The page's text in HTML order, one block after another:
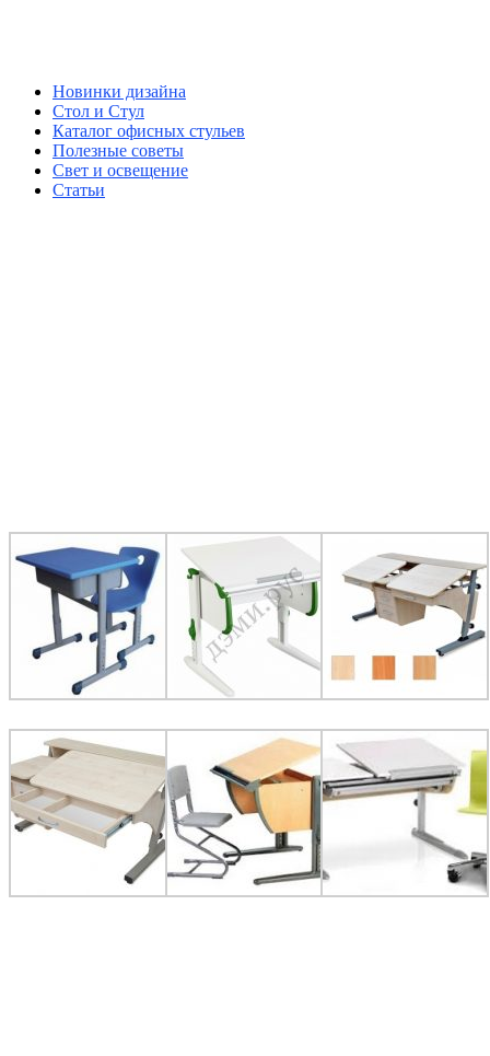
Новинки дизайна
Стол и Стул
Каталог офисных стульев
Полезные советы
Свет и освещение
Статьи